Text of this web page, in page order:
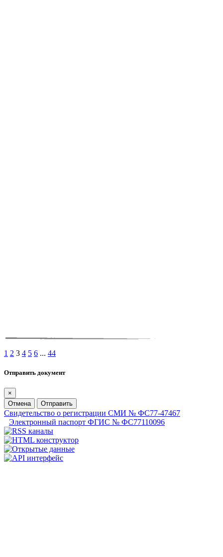
1 2 3 4 5 6 ... 44
Отправить документ
×
Отмена
Отправить
Свидетельство о регистрации СМИ № ФС77-47467
Электронный паспорт ФГИС № ФС77110096